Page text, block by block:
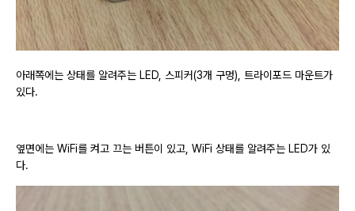
아래쪽에는 상태를 알려주는 LED, 스피커(3개 구멍), 트라이포드 마운트가
있다.
옆면에는 WiFi를 켜고 끄는 버튼이 있고, WiFi 상태를 알려주는 LED가 있
다.